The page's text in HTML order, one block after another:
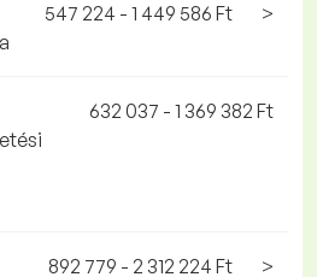
547 224 - 1 449 586 Ft >
632 037 - 1 369 382 Ft
892 779 - 2 312 224 Ft >